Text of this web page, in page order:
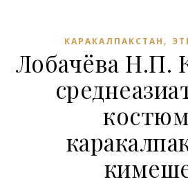
КАРАКАЛПАКСТАН ,
Лобачёва Н.П.